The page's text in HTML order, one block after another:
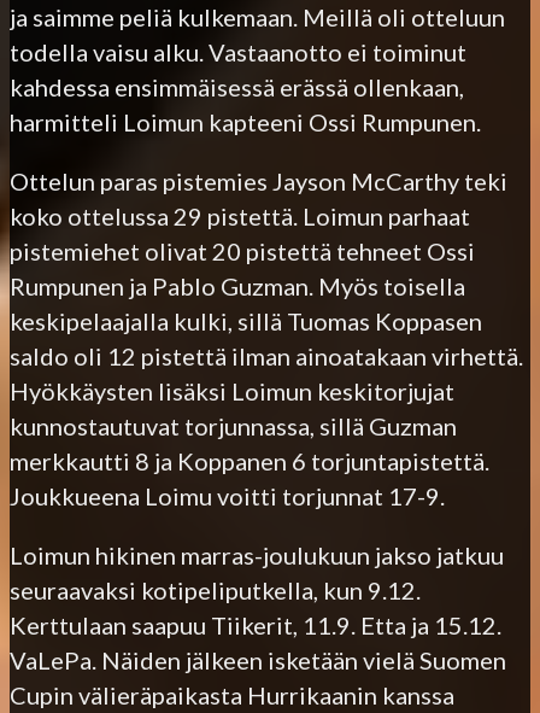
ja saimme peliä kulkemaan. Meillä oli otteluun
todella vaisu alku. Vastaanotto ei toiminut
kahdessa ensimmäisessä erässä ollenkaan,
harmitteli Loimun kapteeni Ossi Rumpunen.
Ottelun paras pistemies Jayson McCarthy teki
koko ottelussa 29 pistettä. Loimun parhaat
pistemiehet olivat 20 pistettä tehneet Ossi
Rumpunen ja Pablo Guzman. Myös toisella
keskipelaajalla kulki, sillä Tuomas Koppasen
saldo oli 12 pistettä ilman ainoatakaan virhettä.
Hyökkäysten lisäksi Loimun keskitorjujat
kunnostautuvat torjunnassa, sillä Guzman
merkkautti 8 ja Koppanen 6 torjuntapistettä.
Joukkueena Loimu voitti torjunnat 17-9.
Loimun hikinen marras-joulukuun jakso jatkuu
seuraavaksi kotipeliputkella, kun 9.12.
Kerttulaan saapuu Tiikerit, 11.9. Etta ja 15.12.
VaLePa. Näiden jälkeen isketään vielä Suomen
Cupin välieräpaikasta Hurrikaanin kanssa